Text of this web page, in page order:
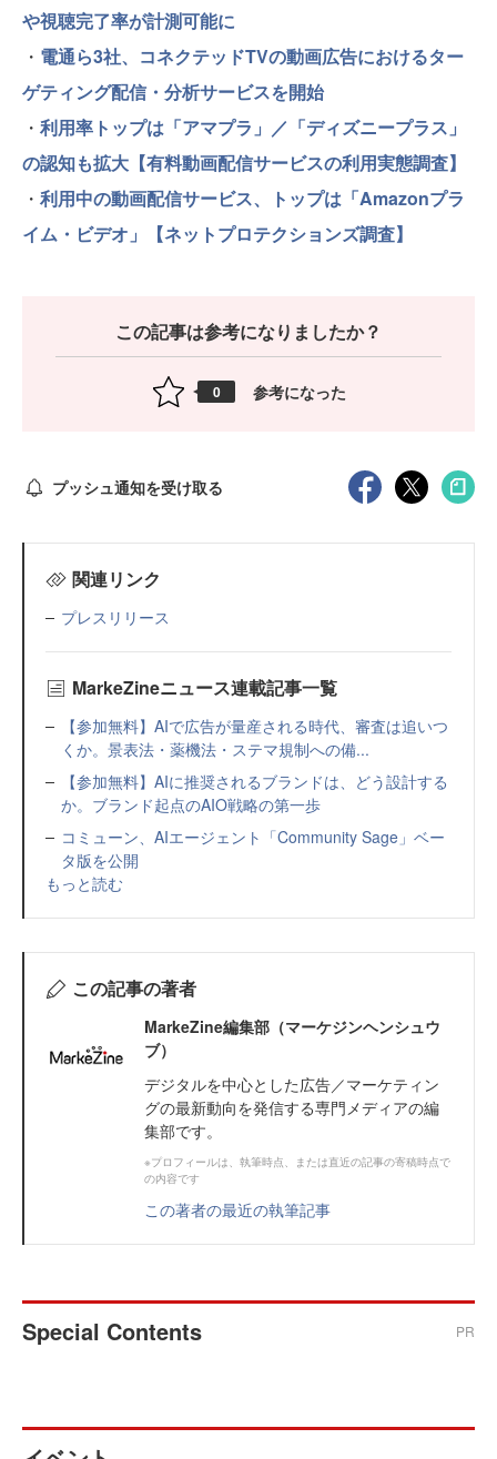
や視聴完了率が計測可能に
・ 電通ら3社、コネクテッドTVの動画広告におけるター
ゲティング配信・分析サービスを開始
・ 利用率トップは「アマプラ」／「ディズニープラス」
の認知も拡大【有料動画配信サービスの利用実態調査】
・ 利用中の動画配信サービス、トップは「Amazonプラ
イム・ビデオ」【ネットプロテクションズ調査】
この記事は参考になりましたか？
0 参考になった
プッシュ通知を受け取る
関連リンク
プレスリリース
MarkeZineニュース連載記事一覧
【参加無料】AIで広告が量産される時代、審査は追いつ
くか。景表法・薬機法・ステマ規制への備...
【参加無料】AIに推奨されるブランドは、どう設計する
か。ブランド起点のAIO戦略の第一歩
コミューン、AIエージェント「Community Sage」ベー
タ版を公開
もっと読む
この記事の著者
MarkeZine編集部（マーケジンヘンシュウ
ブ）
デジタルを中心とした広告／マーケティン
グの最新動向を発信する専門メディアの編
集部です。
※プロフィールは、執筆時点、または直近の記事の寄稿時点で
の内容です
この著者の最近の執筆記事
Special Contents PR